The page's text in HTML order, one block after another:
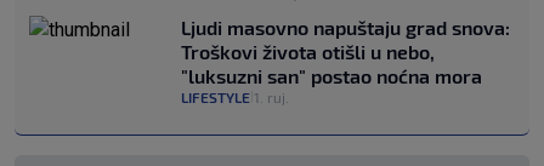
Ljudi masovno napuštaju grad snova:
Troškovi života otišli u nebo,
"luksuzni san" postao noćna mora
LIFESTYLE 1. ruj.